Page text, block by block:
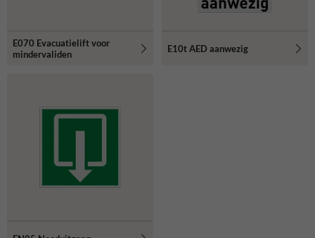
E070 Evacuatielift voor
mindervaliden
E10t AED aanwezig